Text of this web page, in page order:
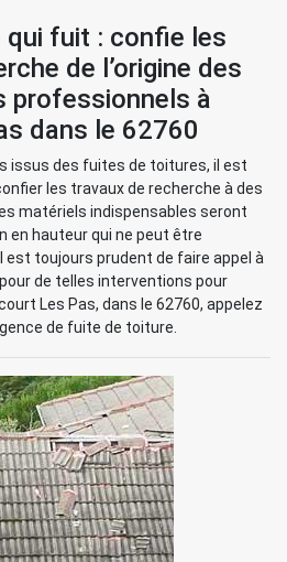
qui fuit : confie les
de l’origine des
professionnels à
dans le 62760
issus des fuites de toitures, il est
les travaux de recherche à des
matériels indispensables seront
en hauteur qui ne peut être
toujours prudent de faire appel à
de telles interventions pour
Les Pas, dans le 62760, appelez
de fuite de toiture.